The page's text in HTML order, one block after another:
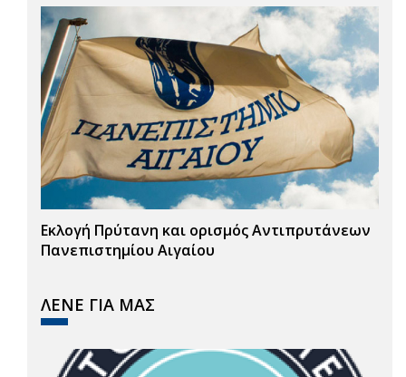
Εκλογή Πρύτανη και ορισμός Αντιπρυτάνεων
Πανεπιστημίου Αιγαίου
ΛΕΝΕ ΓΙΑ ΜΑΣ